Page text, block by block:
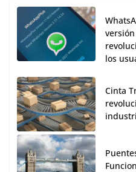
los
Cinta